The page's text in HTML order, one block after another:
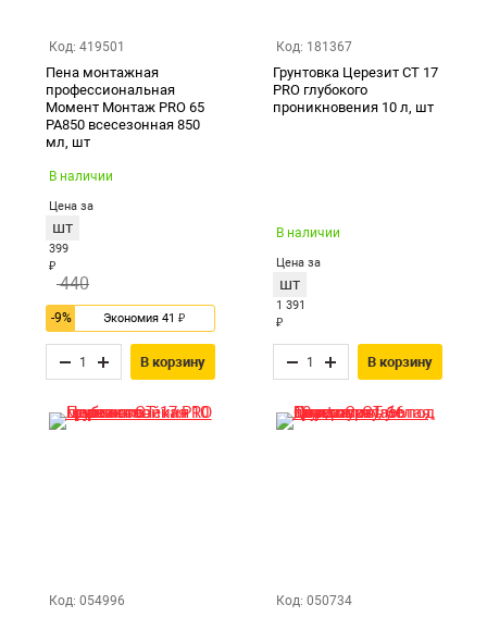
Код: 419501
Пена монтажная
профессиональная
Момент Монтаж PRO 65
PA850 всесезонная 850
мл, шт
В наличии
Цена за
шт
399
₽
440
-9% Экономия 41 ₽
В корзину
Код: 181367
Грунтовка Церезит CT 17
PRO глубокого
проникновения 10 л, шт
В наличии
Цена за
шт
1 391
₽
В корзину
Код: 054996 Код: 050734